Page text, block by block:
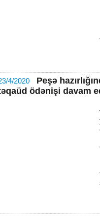
4/2020
Peşə
ödənişi davam